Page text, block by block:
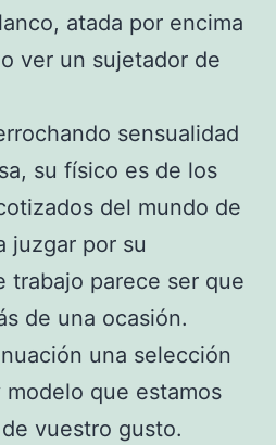
atada por encima
ver un sujetador de
sensualidad
su físico es de los
del mundo de
juzgar por su
trabajo parece ser que
de una ocasión.
una selección
modelo que estamos
vuestro gusto.